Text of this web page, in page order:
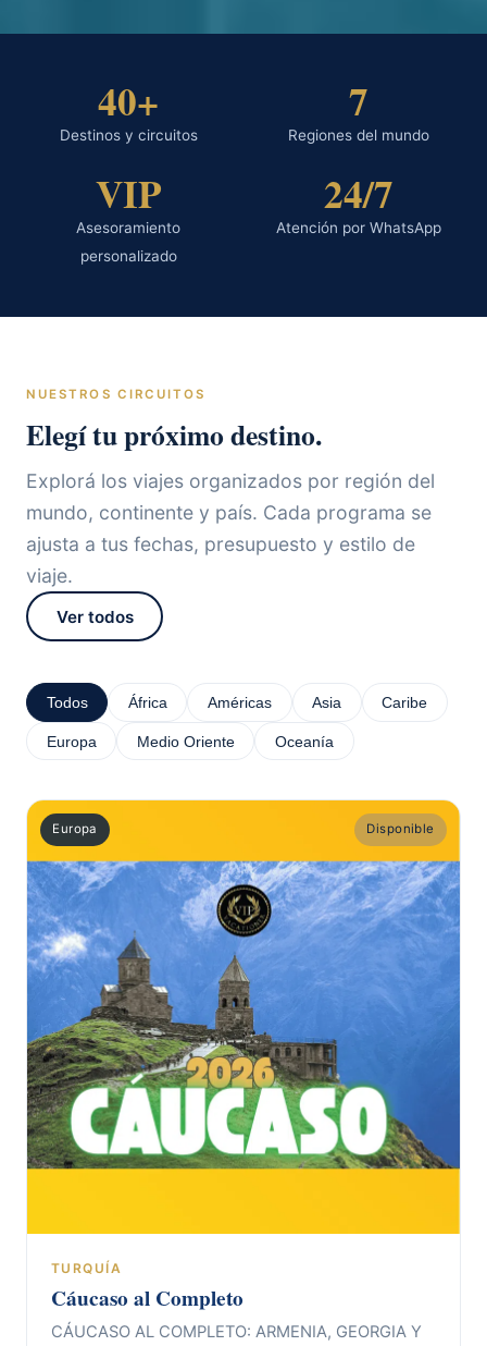
40+
Destinos y circuitos
7
Regiones del mundo
VIP
Asesoramiento
personalizado
24/7
Atención por WhatsApp
NUESTROS CIRCUITOS
Elegí tu próximo destino.
Explorá los viajes organizados por región del
mundo, continente y país. Cada programa se
ajusta a tus fechas, presupuesto y estilo de
viaje.
Ver todos
Todos África Américas Asia Caribe
Europa Medio Oriente Oceanía
Europa Disponible
TURQUÍA
Cáucaso al Completo
CÁUCASO AL COMPLETO: ARMENIA, GEORGIA Y